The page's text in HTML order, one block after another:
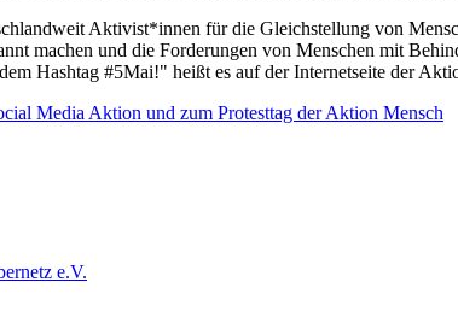
Aktivist*innen für die Gleichstellung von
machen und die Forderungen von Menschen mit
Hashtag #5Mai!" heißt es auf der Internetseite der
Media Aktion und zum Protesttag der Aktion Mensch
e.V.